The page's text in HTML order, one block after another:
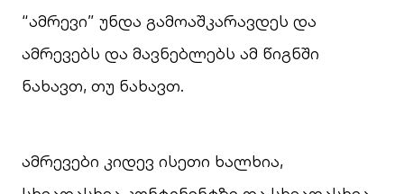
“ამრევი” უნდა გამოაშკარავდეს და
ამრევებს და მავნებლებს ამ წიგნში
ნახავთ, თუ ნახავთ.
ამრევები კიდევ ისეთი ხალხია,